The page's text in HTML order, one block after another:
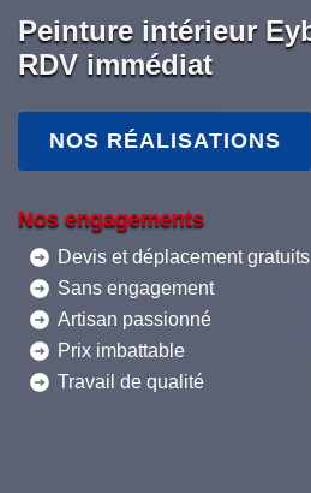
Peinture intérieur
RDV immédiat
NOS RÉALISATIONS
Nos engagements
Devis et déplacement gratuits
Sans engagement
Artisan passionné
Prix imbattable
Travail de qualité